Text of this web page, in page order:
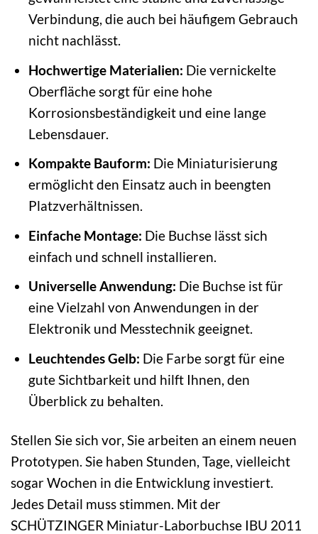
Verbindung, die auch bei häufigem Gebrauch
nicht nachlässt.
Hochwertige Materialien: Die vernickelte
Oberfläche sorgt für eine hohe
Korrosionsbeständigkeit und eine lange
Lebensdauer.
Kompakte Bauform: Die Miniaturisierung
ermöglicht den Einsatz auch in beengten
Platzverhältnissen.
Einfache Montage: Die Buchse lässt sich
einfach und schnell installieren.
Universelle Anwendung: Die Buchse ist für
eine Vielzahl von Anwendungen in der
Elektronik und Messtechnik geeignet.
Leuchtendes Gelb: Die Farbe sorgt für eine
gute Sichtbarkeit und hilft Ihnen, den
Überblick zu behalten.
Stellen Sie sich vor, Sie arbeiten an einem neuen
Prototypen. Sie haben Stunden, Tage, vielleicht
sogar Wochen in die Entwicklung investiert.
Jedes Detail muss stimmen. Mit der
SCHÜTZINGER Miniatur-Laborbuchse IBU 2011